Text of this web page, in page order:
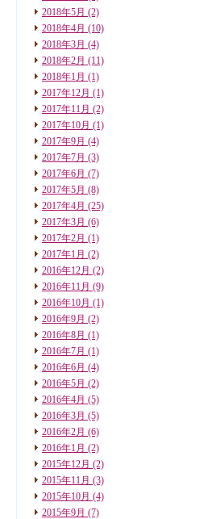
2018年5月 (2)
2018年4月 (10)
2018年3月 (4)
2018年2月 (11)
2018年1月 (1)
2017年12月 (1)
2017年11月 (2)
2017年10月 (1)
2017年9月 (4)
2017年7月 (3)
2017年6月 (7)
2017年5月 (8)
2017年4月 (25)
2017年3月 (6)
2017年2月 (1)
2017年1月 (2)
2016年12月 (2)
2016年11月 (9)
2016年10月 (1)
2016年9月 (2)
2016年8月 (1)
2016年7月 (1)
2016年6月 (4)
2016年5月 (2)
2016年4月 (5)
2016年3月 (5)
2016年2月 (6)
2016年1月 (2)
2015年12月 (2)
2015年11月 (3)
2015年10月 (4)
2015年9月 (7)